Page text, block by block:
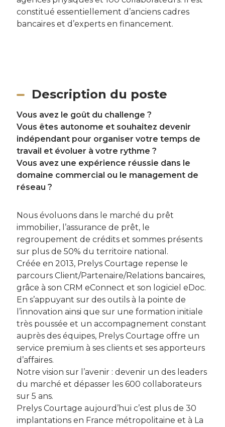
constitué essentiellement d’anciens cadres
bancaires et d’experts en financement.
Description du poste
Vous avez le goût du challenge ?
Vous êtes autonome et souhaitez devenir
indépendant pour organiser votre temps de
travail et évoluer à votre rythme ?
Vous avez une expérience réussie dans le
domaine commercial ou le management de
réseau ?
Nous évoluons dans le marché du prêt
immobilier, l’assurance de prêt, le
regroupement de crédits et sommes présents
sur plus de 50% du territoire national.
Créée en 2013, Prelys Courtage repense le
parcours Client/Partenaire/Relations bancaires,
grâce à son CRM eConnect et son logiciel eDoc.
En s’appuyant sur des outils à la pointe de
l’innovation ainsi que sur une formation initiale
très poussée et un accompagnement constant
auprès des équipes, Prelys Courtage offre un
service premium à ses clients et ses apporteurs
d’affaires.
Notre vision sur l’avenir : devenir un des leaders
du marché et dépasser les 600 collaborateurs
sur 5 ans.
Prelys Courtage aujourd’hui c’est plus de 30
implantations en France métropolitaine et à La